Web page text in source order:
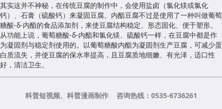
其实这并不神秘，在传统豆腐的制作中，会使用盐卤（氯化镁或氯化
钙）、石膏（硫酸钙）来凝固豆腐。内酯豆腐不过是使用了一种叫做葡萄
糖酸-δ-内酯的食品添加剂，来使豆腐结构稳定、形态固化、便于塑形。
从功能上说，葡萄糖酸-δ-内酯和氯化镁、硫酸钙一样，在豆腐中都是作
为凝固剂与稳定剂使用的。以葡萄糖酸内酯为凝固剂生产豆腐，可减少蛋
白质流失，并使豆腐的保水率提高，且豆腐质地细嫩、有光泽，适口性
好，清洁卫生。
科普短视频、科普漫画制作 咨询热线：0535-6736261